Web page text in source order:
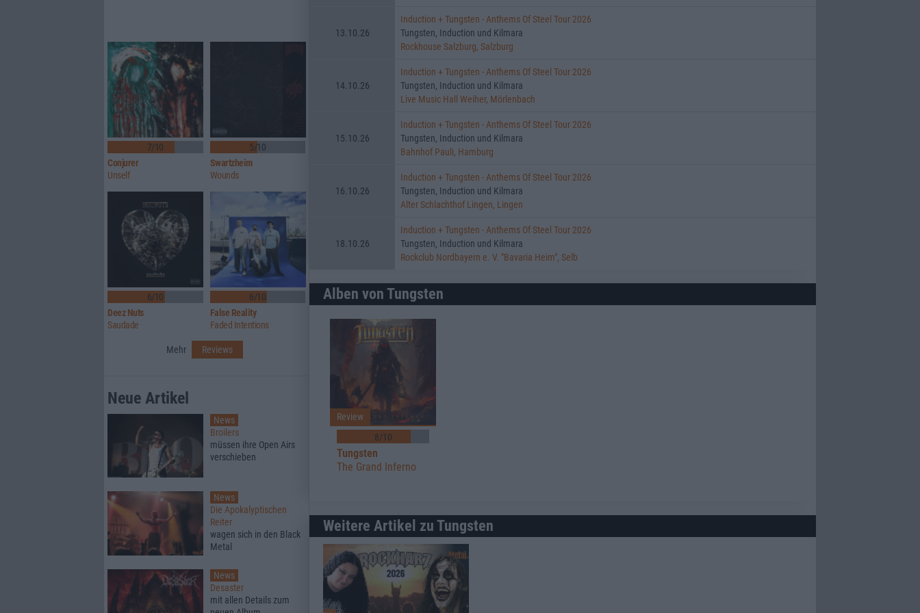
13.10.26
Induction + Tungsten - Anthems Of Steel Tour 2026
Tungsten, Induction und Kilmara
Rockhouse Salzburg, Salzburg
14.10.26
Induction + Tungsten - Anthems Of Steel Tour 2026
Tungsten, Induction und Kilmara
Live Music Hall Weiher, Mörlenbach
15.10.26
Induction + Tungsten - Anthems Of Steel Tour 2026
Tungsten, Induction und Kilmara
Bahnhof Pauli, Hamburg
16.10.26
Induction + Tungsten - Anthems Of Steel Tour 2026
Tungsten, Induction und Kilmara
Alter Schlachthof Lingen, Lingen
18.10.26
Induction + Tungsten - Anthems Of Steel Tour 2026
Tungsten, Induction und Kilmara
Rockclub Nordbayern e. V. "Bavaria Heim", Selb
Alben von Tungsten
8/10
Review
Tungsten
The Grand Inferno
Weitere Artikel zu Tungsten
7/10
Conjurer
Unself
5/10
Swartzheim
Wounds
6/10
Deez Nuts
Saudade
6/10
False Reality
Faded Intentions
Mehr Reviews
Neue Artikel
News
Broilers
müssen ihre Open Airs
verschieben
News
Die Apokalyptischen
Reiter
wagen sich in den Black
Metal
News
Desaster
mit allen Details zum